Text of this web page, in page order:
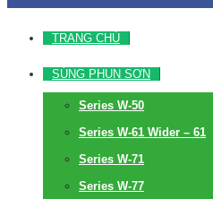
TRANG CHỦ
SÚNG PHUN SƠN
Series W-50
Series W-61 Wider – 61
Series W-71
Series W-77